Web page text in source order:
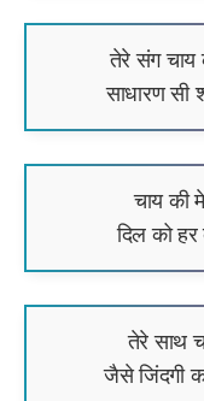
तेरे संग चाय
साधारण सी
चाय की
दिल को हर
तेरे साथ
जैसे जिंदगी